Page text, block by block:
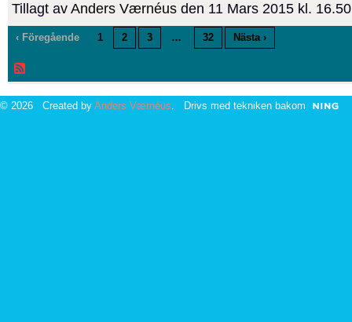
Tillagt av Anders Værnéus den 11 Mars 2015 kl.
‹ Föregående 1 2 3 … 32 Nästa ›
© 2026 Created by Anders Værnéus. Drivs med tekniken bakom